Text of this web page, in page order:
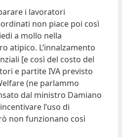
i lavoratori
non piace poi così
a mollo nella
atipico. L’innalzamento
[e così del costo del
e partite IVA previsto
(ne parlammo
dal ministro Damiano
l’uso di
non funzionano così